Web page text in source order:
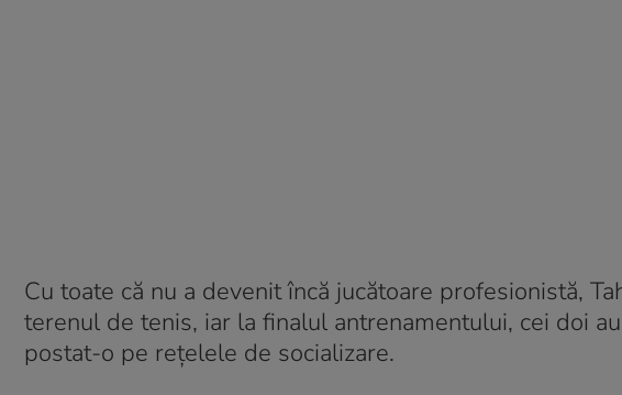
Cu toate că nu a devenit încă jucătoare profesionistă,
terenul de tenis, iar la finalul antrenamentului, cei doi
postat-o pe rețelele de socializare.